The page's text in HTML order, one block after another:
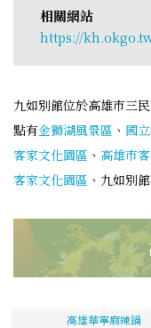
相關網站
https://
九如別館位於高雄市三
點有金獅湖風景區 、 國
客家文化園區 、 高雄市
客家文化園區 、九如別
高雄華寧麻辣鍋